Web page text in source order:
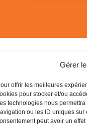
Gérer
offrir les meilleures
pour stocker et/ou
technologies nous
ou les ID uniques sur
peut avoir un
Bres ?
(UE)